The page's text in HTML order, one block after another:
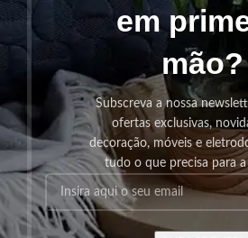
em
mão?
Subscreva a nossa
ofertas exclusivas,
decoração, móveis e
tudo o que precisa para a